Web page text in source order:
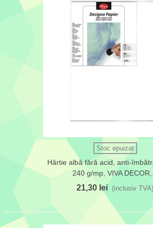
Stoc epuizat
Hârtie albă fără acid, anti-
240 g/mp, VIVA
21,30 lei (inclusiv TVA)